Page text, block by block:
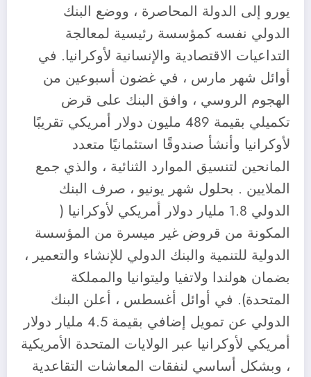
يورو إلى الدولة المحاصرة ، ووضع البنك
الدولي نفسه كمؤسسة رئيسية لمعالجة
التداعيات الاقتصادية والإنسانية لأوكرانيا. في
أوائل شهر مارس ، في غضون أسبوعين من
الهجوم الروسي ، وافق البنك على قرض
تكميلي بقيمة 489 مليون دولار أمريكي تقريبًا
لأوكرانيا وأنشأ صندوقًا استئمانيًا متعدد
المانحين لتنسيق الموارد الثنائية ، والذي جمع
الملايين . بحلول شهر يونيو ، صرف البنك
الدولي 1.8 مليار دولار أمريكي لأوكرانيا (
المكونة من قروض غير ميسرة من المؤسسة
الدولية للتنمية والبنك الدولي للإنشاء والتعمير ،
بضمان هولندا ولاتفيا وليتوانيا والمملكة
المتحدة). في أوائل أغسطس ، أعلن البنك
الدولي عن تمويل إضافي بقيمة 4.5 مليار دولار
أمريكي لأوكرانيا عبر الولايات المتحدة الأمريكية
، وبشكل أساسي لنفقات المعاشات التقاعدية